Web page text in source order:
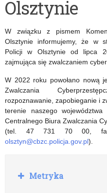
Olsztynie
W związku z pismem
Olsztynie informujemy, że w
Policji w Olsztynie od lipca
zajmująca się zwalczaniem
W 2022 roku powołano nową
Zwalczania
rozpoznawanie, zapobieganie i
terenie naszego województwa
Centralnego Biura Zwalczania
(tel. 47 731 70 00,
olsztyn@cbzc.policja.gov.pl).
życia
…”
–
uzależnienie
od
mediów
cyfrowych
konferencji
nauczania
i
wobec
wyzwań
R
o
Metryka